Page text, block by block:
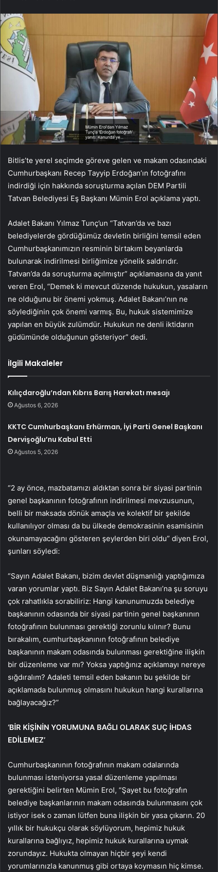
Bitlis’te yerel seçimde göreve gelen ve makam odasındaki
Cumhurbaşkanı Recep Tayyip Erdoğan’ın fotoğrafını
indirdiği için hakkında soruşturma açılan DEM Partili
Tatvan Belediyesi Eş Başkanı Mümin Erol açıklama yaptı.
Adalet Bakanı Yılmaz Tunç’un “Tatvan’da ve bazı
belediyelerde gördüğümüz devletin birliğini temsil eden
Cumhurbaşkanımızın resminin birtakım beyanlarda
bulunarak indirilmesi birliğimize yönelik saldırıdır.
Tatvan’da da soruşturma açılmıştır” açıklamasına da yanıt
veren Erol, “Demek ki mevcut düzende hukukun, yasaların
ne olduğunu bir önemi yokmuş. Adalet Bakanı’nın ne
söylediğinin çok önemi varmış. Bu, hukuk sistemimize
yapılan en büyük zulümdür. Hukukun ne denli iktidarın
güdümünde olduğunun gösteriyor” dedi.
İlgili Makaleler
Kılıçdaroğlu’ndan Kıbrıs Barış Harekatı mesajı
Ağustos 6, 2026
KKTC Cumhurbaşkanı Erhürman, İyi Parti Genel Başkanı
Dervişoğlu’nu Kabul Etti
Ağustos 5, 2026
“2 ay önce, mazbatamızı aldıktan sonra bir siyasi partinin
genel başkanının fotoğrafının indirilmesi mevzusunun,
belli bir maksada dönük amaçla ve kolektif bir şekilde
kullanılıyor olması da bu ülkede demokrasinin esamisinin
okunamayacağını gösteren şeylerden biri oldu” diyen Erol,
şunları söyledi:
“Sayın Adalet Bakanı, bizim devlet düşmanlığı yaptığımıza
varan yorumlar yaptı. Biz Sayın Adalet Bakanı’na şu soruyu
çok rahatlıkla sorabiliriz: Hangi kanunumuzda belediye
başkanının odasında bir siyasi partinin genel başkanının
fotoğrafının bulunması gerektiği zorunlu kılınır? Bunu
bırakalım, cumhurbaşkanının fotoğrafının belediye
başkanının makam odasında bulunması gerektiğine ilişkin
bir düzenleme var mı? Yoksa yaptığınız açıklamayı nereye
sığdıralım? Adaleti temsil eden bakanın bu şekilde bir
açıklamada bulunmuş olmasını hukukun hangi kurallarına
bağlayacağız?”
‘BİR KİŞİNİN YORUMUNA BAĞLI OLARAK SUÇ İHDAS
EDİLEMEZ’
Cumhurbaşkanının fotoğrafının makam odalarında
bulunması isteniyorsa yasal düzenleme yapılması
gerektiğini belirten Mümin Erol, “Şayet bu fotoğrafın
belediye başkanlarının makam odasında bulunmasını çok
istiyor isek o zaman lütfen buna ilişkin bir yasa çıkarın. 20
yıllık bir hukukçu olarak söylüyorum, hepimiz hukuk
kurallarına bağlıyız, hepimiz hukuk kurallarına uymak
zorundayız. Hukukta olmayan hiçbir şeyi kendi
yorumlarınızla kanunmuş gibi ortaya koymasın hiç kimse.